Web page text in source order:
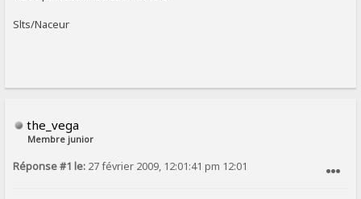
Slts/Naceur
the_vega
Membre junior
Réponse #1 le: 27 février 2009, 12:01:41 pm 12:01